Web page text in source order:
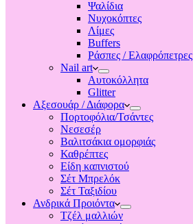
Ψαλίδια
Νυχοκόπτες
Λίμες
Buffers
Ράσπες / Ελαφρόπετρες
Nail art
Αυτοκόλλητα
Glitter
Αξεσουάρ / Διάφορα
Πορτοφόλια/Τσάντες
Νεσεσέρ
Βαλιτσάκια ομορφιάς
Καθρέπτες
Είδη καπνιστού
Σέτ Μπρελόκ
Σέτ Ταξιδίου
Ανδρικά Προιόντα
Τζέλ μαλλιών